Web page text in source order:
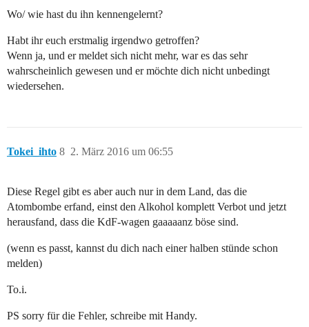
Wo/ wie hast du ihn kennengelernt?
Habt ihr euch erstmalig irgendwo getroffen?
Wenn ja, und er meldet sich nicht mehr, war es das sehr
wahrscheinlich gewesen und er möchte dich nicht unbedingt
wiedersehen.
Tokei_ihto 2. März 2016 um 06:55
8
Diese Regel gibt es aber auch nur in dem Land, das die
Atombombe erfand, einst den Alkohol komplett Verbot und jetzt
herausfand, dass die KdF-wagen gaaaaanz böse sind.
(wenn es passt, kannst du dich nach einer halben stünde schon
melden)
To.i.
PS sorry für die Fehler, schreibe mit Handy.